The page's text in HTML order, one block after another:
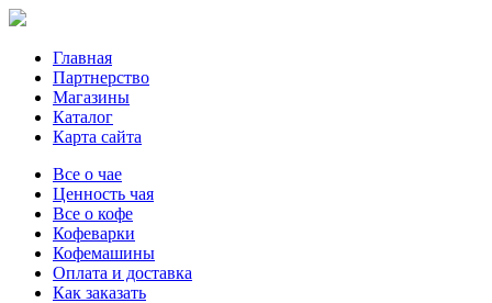
Главная
Партнерство
Магазины
Каталог
Карта сайта
Все о чае
Ценность чая
Все о кофе
Кофеварки
Кофемашины
Оплата и доставка
Как заказать